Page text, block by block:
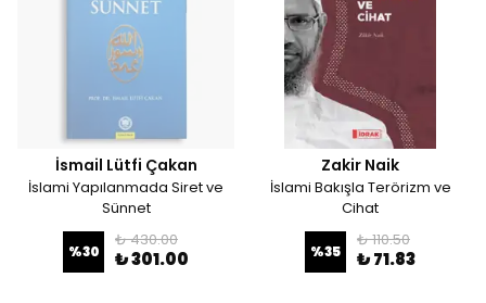
İsmail Lütfi Çakan
İslami Yapılanmada Siret ve
Sünnet
%30
₺ 430.00
₺ 301.00
Zakir Naik
İslami Bakışla Terörizm ve
Cihat
%35
₺ 110.50
₺ 71.83